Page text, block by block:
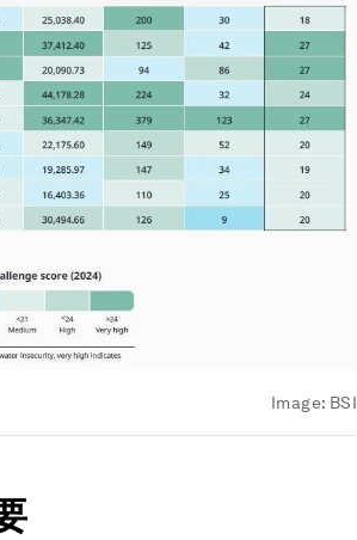
Image: BSI